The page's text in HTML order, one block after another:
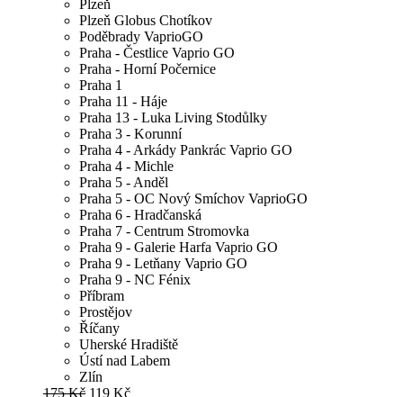
Plzeň
Plzeň Globus Chotíkov
Poděbrady VaprioGO
Praha - Čestlice Vaprio GO
Praha - Horní Počernice
Praha 1
Praha 11 - Háje
Praha 13 - Luka Living Stodůlky
Praha 3 - Korunní
Praha 4 - Arkády Pankrác Vaprio GO
Praha 4 - Michle
Praha 5 - Anděl
Praha 5 - OC Nový Smíchov VaprioGO
Praha 6 - Hradčanská
Praha 7 - Centrum Stromovka
Praha 9 - Galerie Harfa Vaprio GO
Praha 9 - Letňany Vaprio GO
Praha 9 - NC Fénix
Příbram
Prostějov
Říčany
Uherské Hradiště
Ústí nad Labem
Zlín
175 Kč 119 Kč